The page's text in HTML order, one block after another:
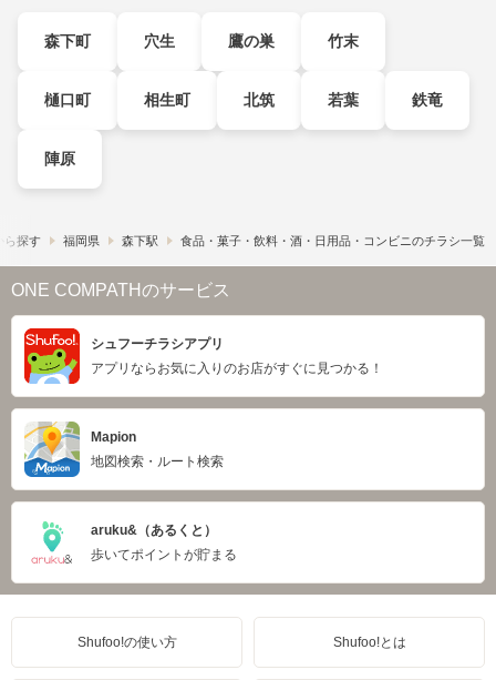
森下町 穴生 鷹の巣 竹末
樋口町 相生町 北筑 若葉 鉄竜
陣原
ら探す 福岡県 森下駅 食品・菓子・飲料・酒・日用品・コンビニのチラシ一覧
ONE COMPATHのサービス
シュフーチラシアプリ
アプリならお気に入りのお店がすぐに見つかる！
Mapion
地図検索・ルート検索
aruku&（あるくと）
歩いてポイントが貯まる
Shufoo!の使い方 Shufoo!とは